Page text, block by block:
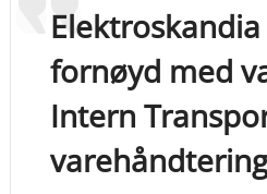
fornøyd med
Intern